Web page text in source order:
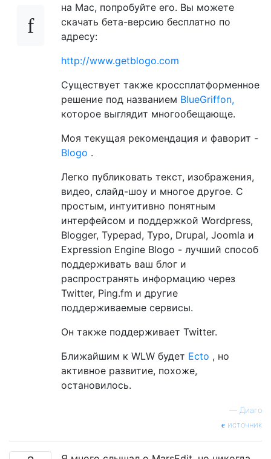
на Mac, попробуйте его. Вы можете
скачать бета-версию бесплатно по
адресу:
http://www.getblogo.com
Существует также кроссплатформенное
решение под названием BlueGriffon,
которое выглядит многообещающе.
Моя текущая рекомендация и фаворит -
Blogo .
Легко публиковать текст, изображения,
видео, слайд-шоу и многое другое. С
простым, интуитивно понятным
интерфейсом и поддержкой Wordpress,
Blogger, Typepad, Typo, Drupal, Joomla и
Expression Engine Blogo - лучший способ
поддерживать ваш блог и
распространять информацию через
Twitter, Ping.fm и другие
поддерживаемые сервисы.
Он также поддерживает Twitter.
Ближайшим к WLW будет Ecto , но
активное развитие, похоже,
остановилось.
— Диаго
источник